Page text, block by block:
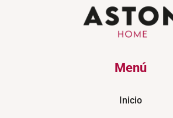
Menú
Inicio